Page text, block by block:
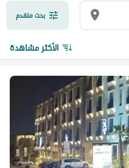
بحث متقدم
الأكثر مشاهدة